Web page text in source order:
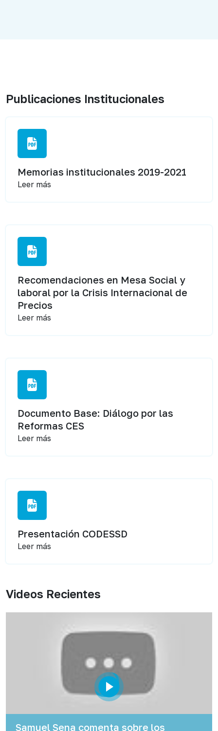
Publicaciones Institucionales
Memorias institucionales 2019-2021
Leer más
Recomendaciones en Mesa Social y
laboral por la Crisis Internacional de
Precios
Leer más
Documento Base: Diálogo por las
Reformas CES
Leer más
Presentación CODESSD
Leer más
Videos Recientes
Samuel Sena comenta sobre los